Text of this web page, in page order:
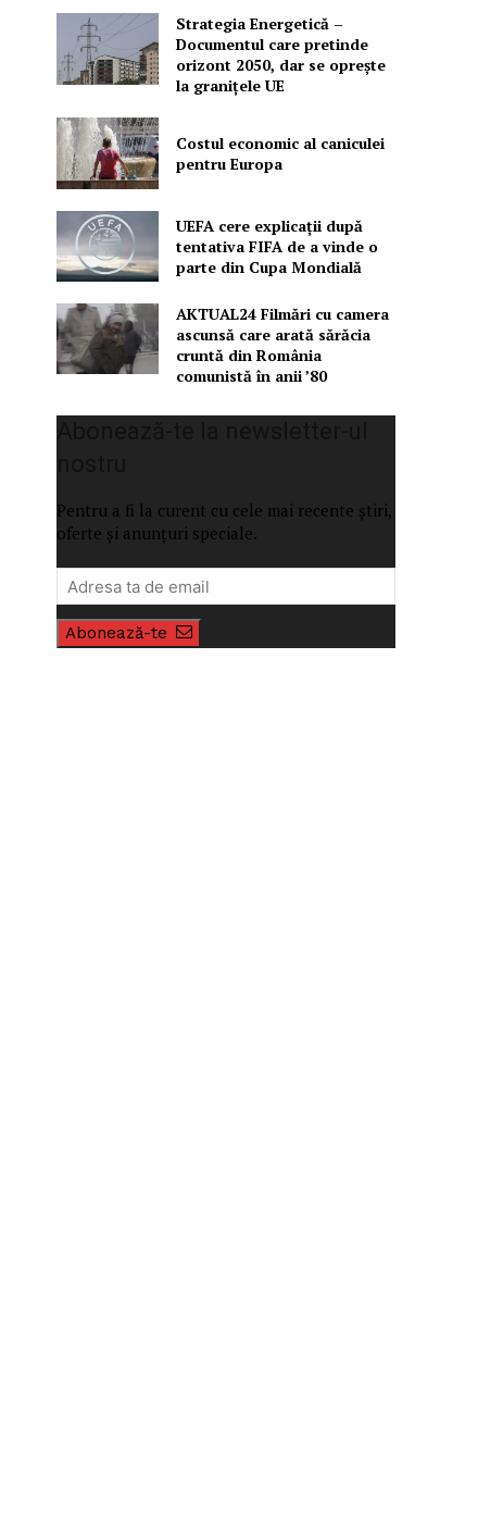
Strategia Energetică –
Documentul care pretinde
orizont 2050, dar se oprește
la granițele UE
Costul economic al caniculei
pentru Europa
UEFA cere explicații după
tentativa FIFA de a vinde o
parte din Cupa Mondială
AKTUAL24 Filmări cu camera
ascunsă care arată sărăcia
cruntă din România
comunistă în anii ’80
Pentru a fi la curent cu cele mai recente știri,
oferte și anunțuri speciale.
Abonează-te